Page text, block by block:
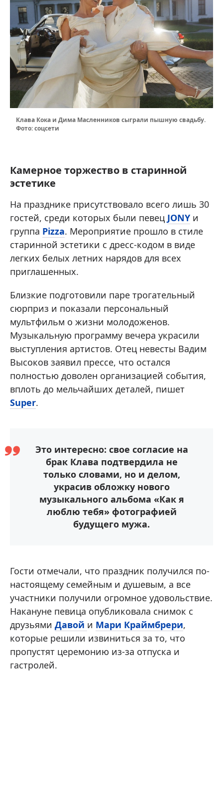
Клава Кока и Дима Масленников сыграли пышную свадьбу.
Фото: соцсети
Камерное торжество в старинной
эстетике
На празднике присутствовало всего лишь 30
гостей, среди которых были певец JONY и
группа Pizza. Мероприятие прошло в стиле
старинной эстетики с дресс-кодом в виде
легких белых летних нарядов для всех
приглашенных.
Близкие подготовили паре трогательный
сюрприз и показали персональный
мультфильм о жизни молодоженов.
Музыкальную программу вечера украсили
выступления артистов. Отец невесты Вадим
Высоков заявил прессе, что остался
полностью доволен организацией события,
вплоть до мельчайших деталей, пишет
Super.
Это интересно: свое согласие на
брак Клава подтвердила не
только словами, но и делом,
украсив обложку нового
музыкального альбома «Как я
люблю тебя» фотографией
будущего мужа.
Гости отмечали, что праздник получился по-
настоящему семейным и душевым, а все
участники получили огромное удовольствие.
Накануне певица опубликовала снимок с
друзьями Давой и Мари Краймбрери,
которые решили извиниться за то, что
пропустят церемонию из-за отпуска и
гастролей.